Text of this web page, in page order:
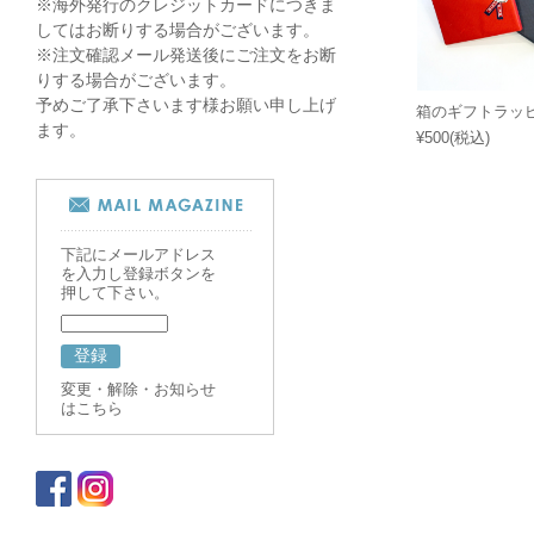
箱のギフトラッ
¥500(税込)
※海外発行のクレジットカードにつきま
してはお断りする場合がございます。
※注文確認メール発送後にご注文をお断
りする場合がございます。
予めご了承下さいます様お願い申し上げ
ます。
下記にメールアドレス
を入力し登録ボタンを
押して下さい。
変更・解除・お知らせ
はこちら